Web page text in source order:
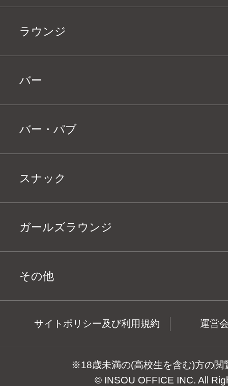
ラウンジ
バー
バー・パブ
スナック
ガールズラウンジ
その他
サイトポリシー及び利用規約 運営
※18歳未満の(高校生を含む)方の閲
© INSOU OFFICE INC. All